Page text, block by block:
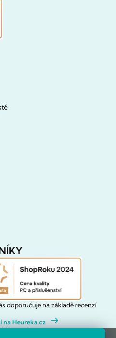
doporučuje na základě recenzí
na Heureka.cz